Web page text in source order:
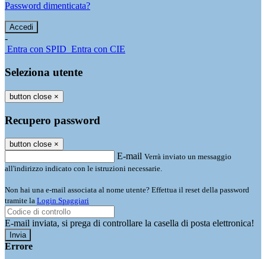
Password dimenticata?
-
Entra con SPID Entra con CIE
Seleziona utente
button close ×
Recupero password
button close ×
E-mail Verrà inviato un messaggio
all'indirizzo indicato con le istruzioni necessarie.
Non hai una e-mail associata al nome utente? Effettua il reset della password
tramite la Login Spaggiari
E-mail inviata, si prega di controllare la casella di posta elettronica!
Errore